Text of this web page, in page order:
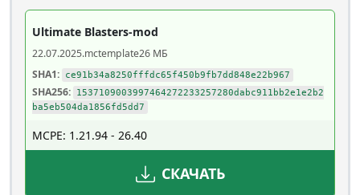
Ultimate Blasters-mod
22.07.2025.mctemplate26 МБ
SHA1:
ce91b34a8250fffdc65f450b9fb7dd848e22b967
SHA256:
1537109003997464272233257280dabc911bb2e1e2b2
ba5eb504da1856fd5dd7
MCPE: 1.21.94 - 26.40
СКАЧАТЬ